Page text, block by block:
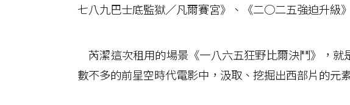
七八九巴士底監獄／凡爾賽宮》、《二○二五強迫升級
芮潔這次租用的場景《一八六五狂野比爾決鬥》，就
數不多的前星空時代電影中，汲取、挖掘出西部片的元